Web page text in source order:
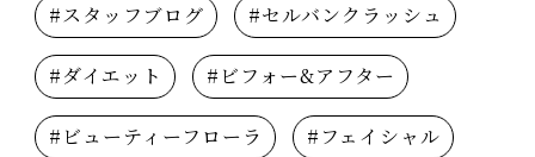
#スタッフブログ #セルバンクラッシュ
#ダイエット #ビフォー&アフター
#ビューティーフローラ #フェイシャル